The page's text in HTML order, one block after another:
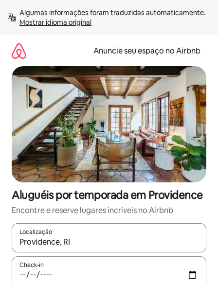
para
Mostrar idioma original
Anuncie seu espaço no Airbnb
Aluguéis por temporada em Providence
Encontre e reserve lugares incríveis no Airbnb
Localização
Quando os resultados estiverem disponíveis, explore-os
Check-in